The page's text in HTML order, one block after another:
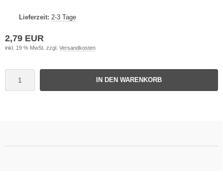
Lieferzeit: 2-3 Tage
2,79 EUR
inkl. 19 % MwSt. zzgl. Versandkosten
IN DEN WARENKORB